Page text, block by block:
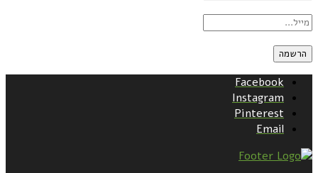
Facebook
Instagram
Pinterest
Email